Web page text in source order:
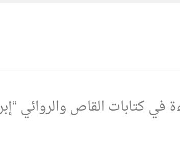
في كتابات القاص والروائي